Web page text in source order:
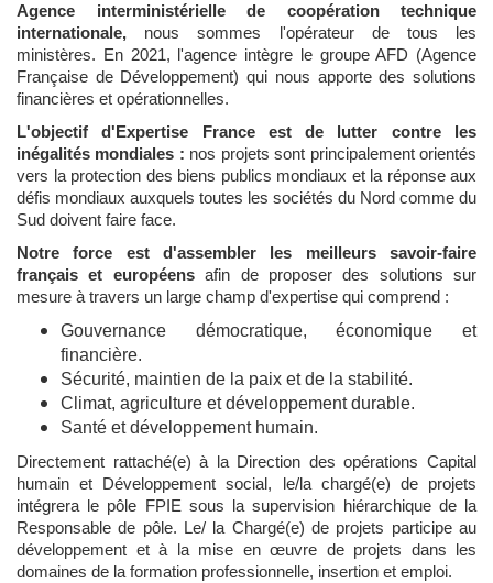
Agence interministérielle de coopération technique
internationale, nous sommes l'opérateur de tous les
ministères. En 2021, l'agence intègre le groupe AFD (Agence
Française de Développement) qui nous apporte des solutions
financières et opérationnelles.
L'objectif d'Expertise France est de lutter contre les
inégalités mondiales : nos projets sont principalement orientés
vers la protection des biens publics mondiaux et la réponse aux
défis mondiaux auxquels toutes les sociétés du Nord comme du
Sud doivent faire face.
Notre force est d'assembler les meilleurs savoir-faire
français et européensafin de proposer des solutions sur
mesure à travers un large champ d'expertise qui comprend :
Gouvernance démocratique, économique et
financière.
Sécurité, maintien de la paix et de la stabilité.
Climat, agriculture et développement durable.
Santé et développement humain.
Directement rattaché(e) à la Direction des opérations Capital
humain et Développement social, le/la chargé(e) de projets
intégrera le pôle FPIE sous la supervision hiérarchique de la
Responsable de pôle. Le/ la Chargé(e) de projets participe au
développement et à la mise en œuvre de projets dans les
domaines de la formation professionnelle, insertion et emploi.